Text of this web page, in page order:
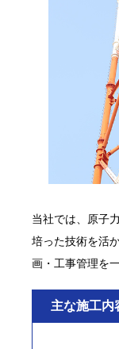
当社では、原子
培った技術を活
画・工事管理を
主な施工内